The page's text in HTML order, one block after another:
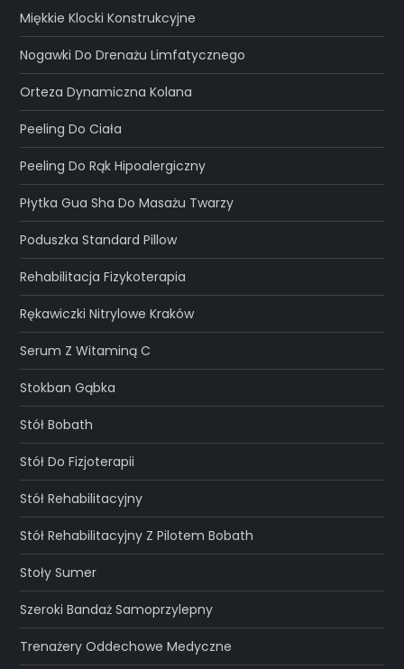
Miękkie Klocki Konstrukcyjne
Nogawki Do Drenażu Limfatycznego
Orteza Dynamiczna Kolana
Peeling Do Ciała
Peeling Do Rąk Hipoalergiczny
Płytka Gua Sha Do Masażu Twarzy
Poduszka Standard Pillow
Rehabilitacja Fizykoterapia
Rękawiczki Nitrylowe Kraków
Serum Z Witaminą C
Stokban Gąbka
Stół Bobath
Stół Do Fizjoterapii
Stół Rehabilitacyjny
Stół Rehabilitacyjny Z Pilotem Bobath
Stoły Sumer
Szeroki Bandaż Samoprzylepny
Trenażery Oddechowe Medyczne